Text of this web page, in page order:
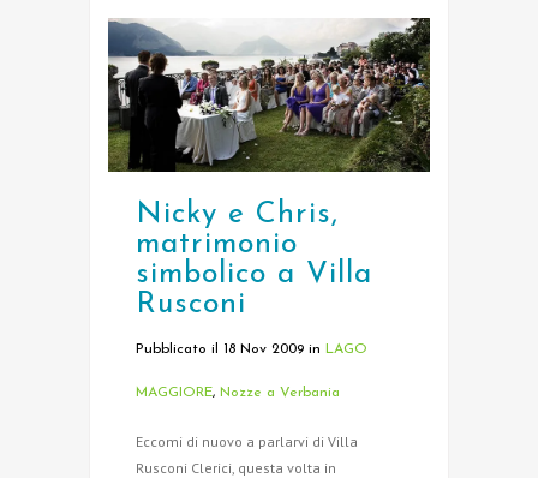
Nicky e Chris,
matrimonio
simbolico a Villa
Rusconi
Pubblicato il 18 Nov 2009 in LAGO
MAGGIORE, Nozze a Verbania
Eccomi di nuovo a parlarvi di Villa
Rusconi Clerici, questa volta in